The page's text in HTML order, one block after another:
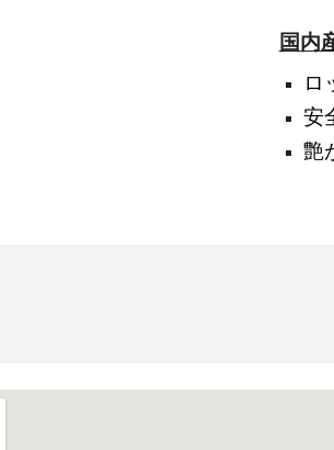
国内
ロ
安
艶